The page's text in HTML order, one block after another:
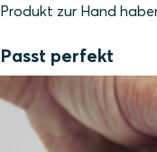
Produkt zur Hand
Passt perfekt